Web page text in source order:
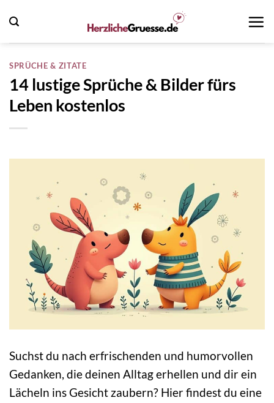
Inhalt
springen
SPRÜCHE & ZITATE
14 lustige Sprüche & Bilder fürs
Leben kostenlos
Suchst du nach erfrischenden und humorvollen
Gedanken, die deinen Alltag erhellen und dir ein
Lächeln ins Gesicht zaubern? Hier findest du eine